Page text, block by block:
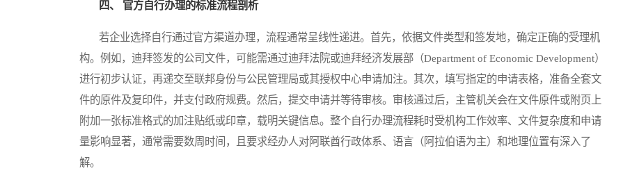
四、 官方自行办理的标准流程剖析
若企业选择自行通过官方渠道办理，流程通常呈线性递进。首先，依据文件类型和签发地，确定正确的受理机
构。例如，迪拜签发的公司文件，可能需通过迪拜法院或迪拜经济发展部（Department of Economic Development）
进行初步认证，再递交至联邦身份与公民管理局或其授权中心申请加注。其次，填写指定的申请表格，准备全套文
件的原件及复印件，并支付政府规费。然后，提交申请并等待审核。审核通过后，主管机关会在文件原件或附页上
附加一张标准格式的加注贴纸或印章，载明关键信息。整个自行办理流程耗时受机构工作效率、文件复杂度和申请
量影响显著，通常需要数周时间，且要求经办人对阿联酋行政体系、语言（阿拉伯语为主）和地理位置有深入了
解。